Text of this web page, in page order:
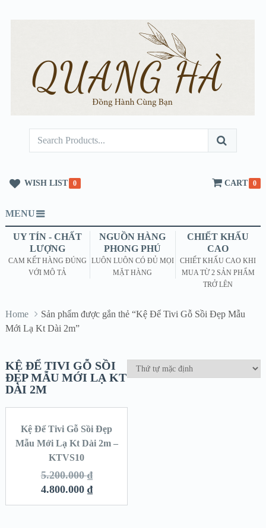
WISH LIST 0 CART 0
MENU
UY TÍN - CHẤT
LƯỢNG
CAM KẾT HÀNG ĐÚNG
VỚI MÔ TẢ
NGUỒN HÀNG
PHONG PHÚ
LUÔN LUÔN CÓ ĐỦ MỌI
MẶT HÀNG
CHIẾT KHẤU
CAO
CHIẾT KHẤU CAO KHI
MUA TỪ 2 SẢN PHẨM
TRỞ LÊN
Home
Sản phẩm được gắn thẻ “Kệ Để Tivi Gỗ Sồi Đẹp Mẫu
Mới Lạ Kt Dài 2m”
KỆ ĐỂ TIVI GỖ SỒI
ĐẸP MẪU MỚI LẠ KT
DÀI 2M
SALE!
Kệ Để Tivi Gỗ Sồi Đẹp
Mẫu Mới Lạ Kt Dài 2m –
KTVS10
5.200.000₫
4.800.000 ₫